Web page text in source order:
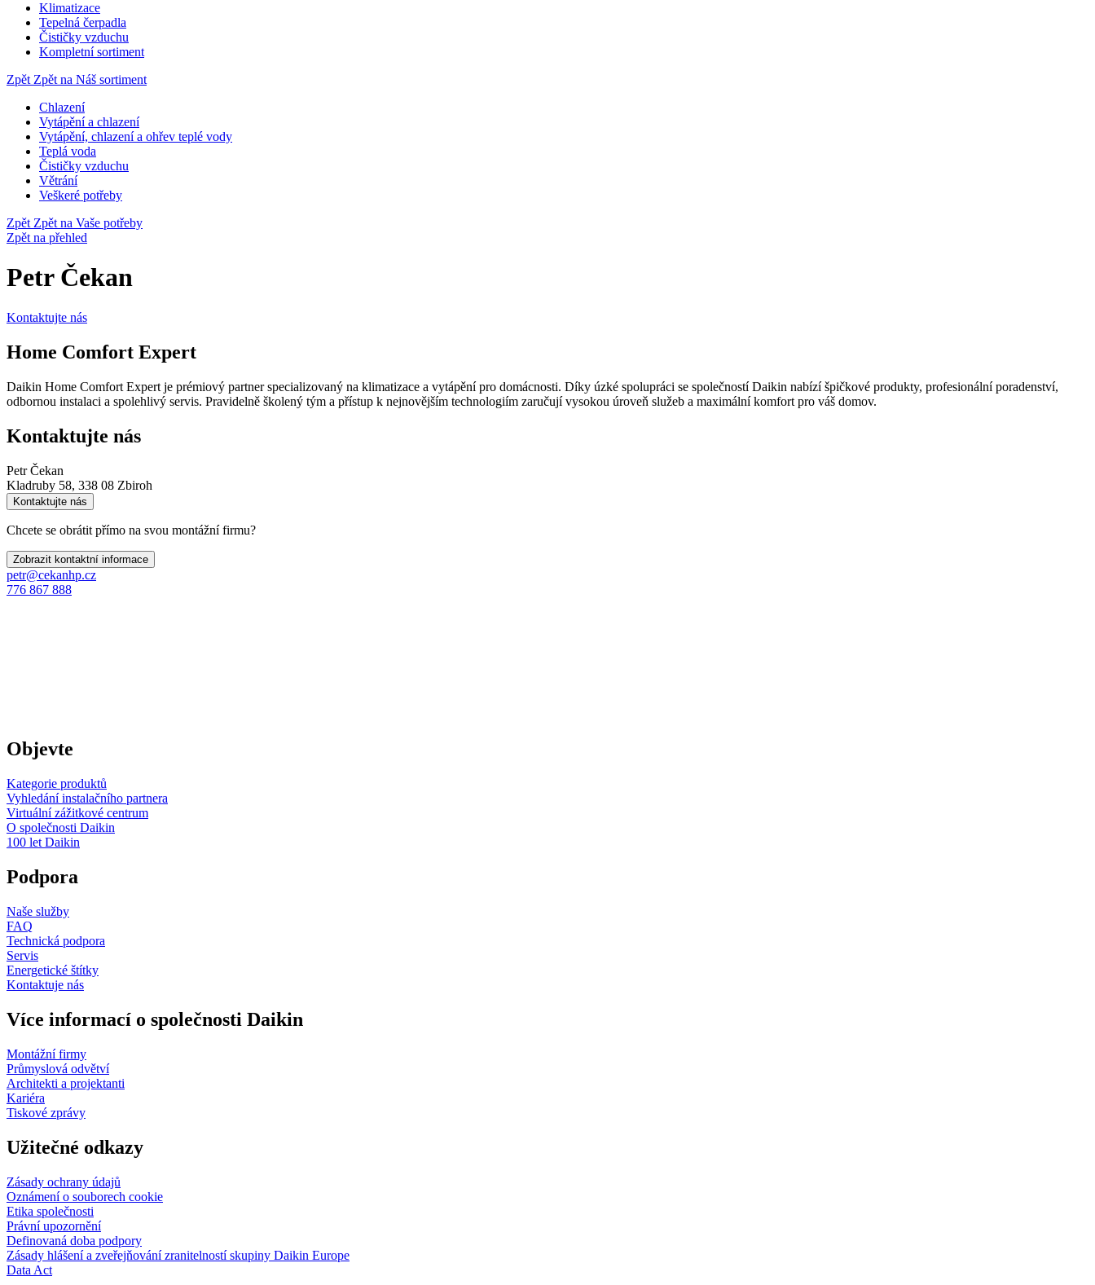
Klimatizace
Tepelná čerpadla
Čističky vzduchu
Kompletní sortiment
Zpět Zpět na Náš sortiment
Chlazení
Vytápění a chlazení
Vytápění, chlazení a ohřev teplé vody
Teplá voda
Čističky vzduchu
Větrání
Veškeré potřeby
Zpět Zpět na Vaše potřeby
Zpět na přehled
Petr Čekan
Kontaktujte nás
Home Comfort Expert
Daikin Home Comfort Expert je prémiový partner specializovaný na klimatizace a vytápění pro domácnosti. Díky úzké spolupráci se společností Daikin nabízí špičkové produkty, profesionální poradenství,
odbornou instalaci a spolehlivý servis. Pravidelně školený tým a přístup k nejnovějším technologiím zaručují vysokou úroveň služeb a maximální komfort pro váš domov.
Kontaktujte nás
Petr Čekan
Kladruby 58, 338 08 Zbiroh
Kontaktujte nás
Chcete se obrátit přímo na svou montážní firmu?
Zobrazit kontaktní informace
petr@cekanhp.cz
776 867 888
Objevte
Kategorie produktů
Vyhledání instalačního partnera
Virtuální zážitkové centrum
O společnosti Daikin
100 let Daikin
Podpora
Naše služby
FAQ
Technická podpora
Servis
Energetické štítky
Kontaktuje nás
Více informací o společnosti Daikin
Montážní firmy
Průmyslová odvětví
Architekti a projektanti
Kariéra
Tiskové zprávy
Užitečné odkazy
Zásady ochrany údajů
Oznámení o souborech cookie
Etika společnosti
Právní upozornění
Definovaná doba podpory
Zásady hlášení a zveřejňování zranitelností skupiny Daikin Europe
Data Act